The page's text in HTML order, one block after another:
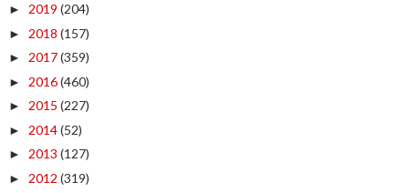
► 2019 (204)
► 2018 (157)
► 2017(359)
► 2016(460)
► 2015 (227)
► 2014(52)
► 2013 (127)
► 2012 (319)